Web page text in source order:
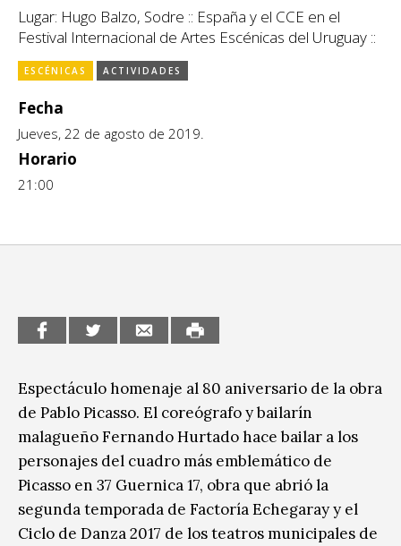
CCE en el interior/libros
Espacio itinerante de lectura infantil
Exposiciones
Formación
Infantil y Juvenil
Lugar: Hugo Balzo, Sodre :: España y el CCE en el
Festival Internacional de Artes Escénicas del Uruguay ::
ESCÉNICAS ACTIVIDADES
Fecha
Jueves, 22 de agosto de 2019.
Horario
21:00
Espectáculo homenaje al 80 aniversario de la obra
de Pablo Picasso. El coreógrafo y bailarín
malagueño Fernando Hurtado hace bailar a los
personajes del cuadro más emblemático de
Picasso en 37 Guernica 17, obra que abrió la
segunda temporada de Factoría Echegaray y el
Ciclo de Danza 2017 de los teatros municipales de